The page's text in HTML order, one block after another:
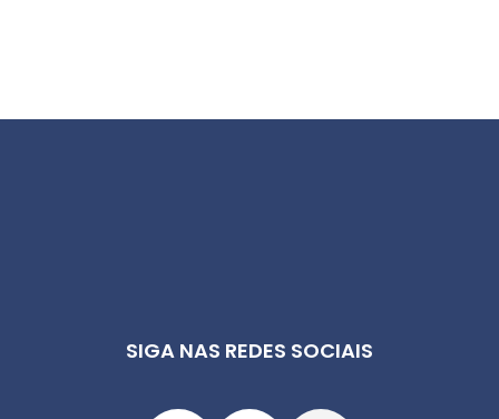
SIGA NAS REDES SOCIAIS